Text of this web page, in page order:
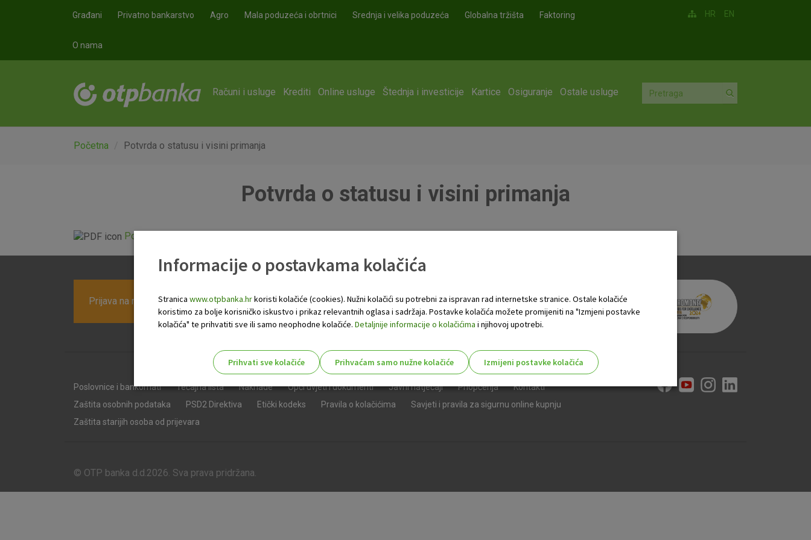
Građani Privatno bankarstvo Agro Mala poduzeća i obrtnici Srednja i velika poduzeća Globalna tržišta Faktoring
O nama
HR EN
Računi i usluge Krediti Online usluge Štednja i investicije Kartice Osiguranje Ostale usluge
Početna Potvrda o statusu i visini primanja
Potvrda o statusu i visini primanja
Potvrda o statusu i visini primanja_07_24.pdf
Prijava na newsletter OTP banke
Poslovnice i bankomati Tečajna lista Naknade Opći uvjeti i dokumenti Javni natječaji Priopćenja
Kontakti
Zaštita osobnih podataka
PSD2 Direktiva Etički kodeks Pravila o kolačićima
Savjeti i pravila za sigurnu online kupnju
Zaštita starijih osoba od prijevara
© OTP banka d.d.2026. Sva prava pridržana.
Informacije o postavkama kolačića
Stranica www.otpbanka.hrkoristi kolačiće (cookies). Nužni kolačići su potrebni za ispravan rad internetske stranice. Ostale kolačiće
koristimo za bolje korisničko iskustvo i prikaz relevantnih oglasa i sadržaja. Postavke kolačića možete promijeniti na "Izmjeni postavke
kolačića" te prihvatiti sve ili samo neophodne kolačiće. Detaljnije informacije o kolačićima i njihovoj upotrebi.
Prihvati sve kolačiće Prihvaćam samo nužne kolačiće
Izmijeni postavke kolačića